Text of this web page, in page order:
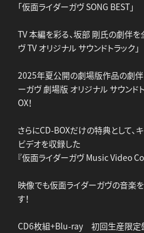
「仮面ライダーガヴ SONG BEST」
TV 本編を彩る、坂部 剛氏の劇伴を
ヴ TV オリジナル サウンドトラック」
2025年夏公開の劇場版作品の劇伴
ーガヴ 劇場版 オリジナル サウンド
OX！
さらにCD-BOXだけの特典として、
ビデオを収録した
『仮面ライダーガヴ Music Video
映像でも仮面ライダーガヴの音楽
す！
CD6枚組+Blu-ray 初回生産限定